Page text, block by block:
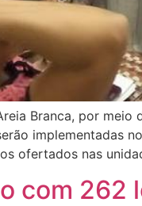
Branca, por
implementadas
ofertados nas
com